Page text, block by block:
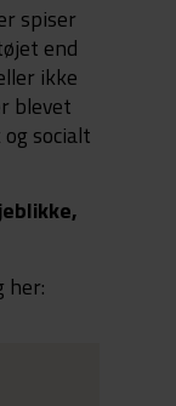
spiser
end
ikke
blevet
socialt
her: